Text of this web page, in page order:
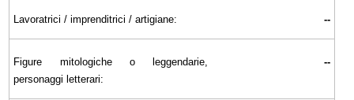
Lavoratrici / imprenditrici / artigiane: --
Figure mitologiche o leggendarie,
personaggi letterari:
--